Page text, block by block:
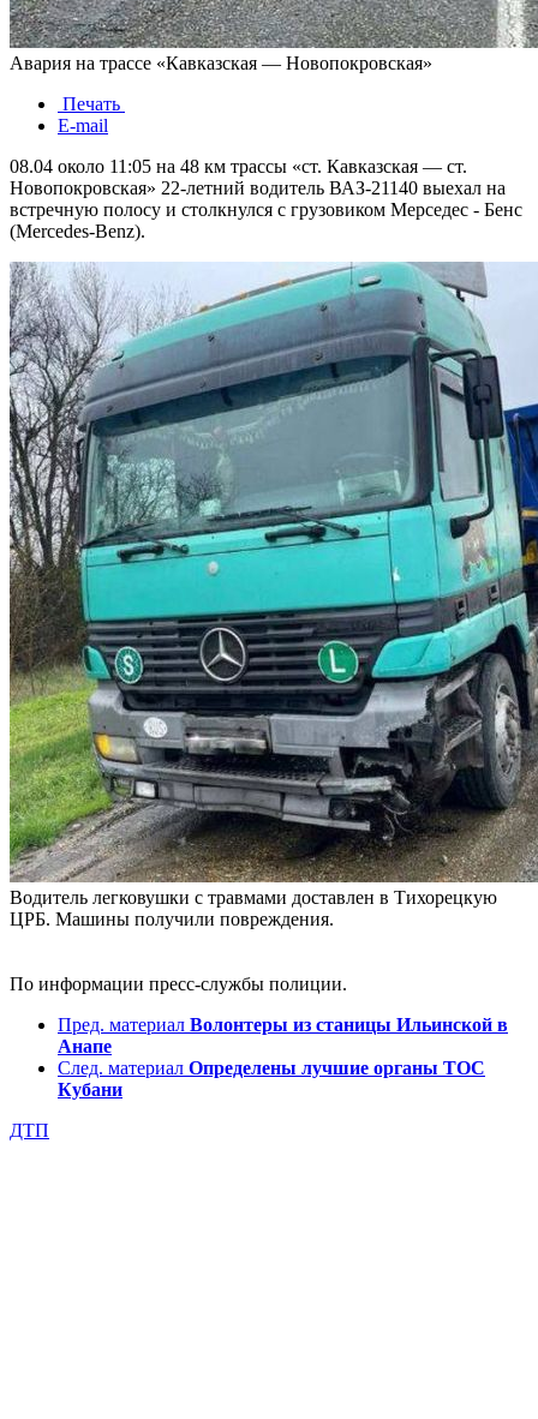
Авария на трассе «Кавказская — Новопокровская»
Печать
E-mail
08.04 около 11:05 на 48 км трассы «ст. Кавказская — ст.
Новопокровская» 22-летний водитель ВАЗ-21140 выехал на
встречную полосу и столкнулся с грузовиком Мерседес - Бенс
(Mercedes-Benz).
Водитель легковушки с травмами доставлен в Тихорецкую
ЦРБ. Машины получили повреждения.
По информации пресс-службы полиции.
Пред. материал Волонтеры из станицы Ильинской в
Анапе
След. материал Определены лучшие органы ТОС
Кубани
ДТП